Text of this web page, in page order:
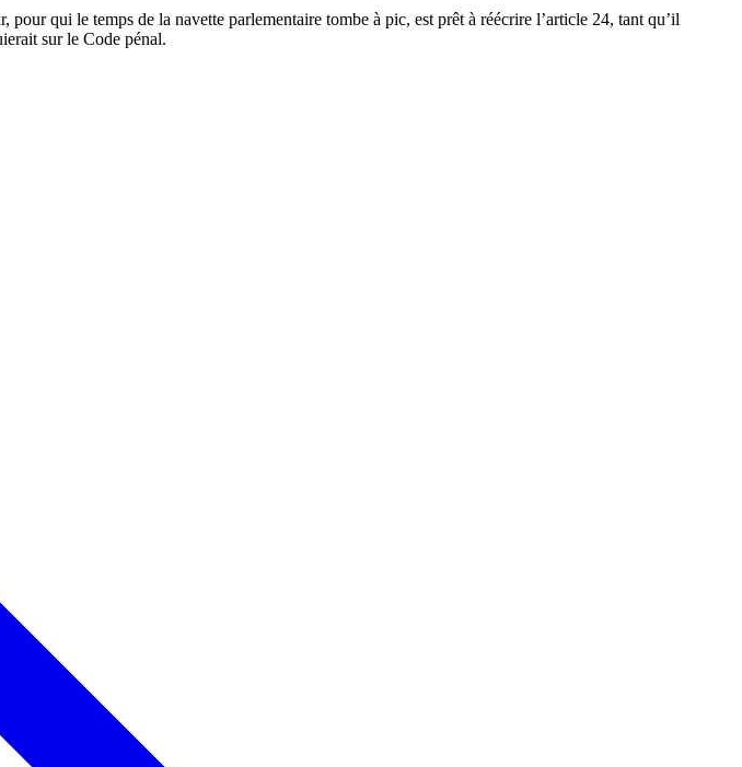
qui le temps de la navette parlementaire tombe à pic, est prêt à réécrire l’article 24, tant qu’il
sur le Code pénal.